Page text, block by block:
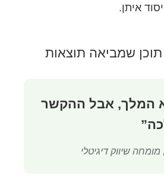
איתן.
שמביאה תוצאות
המלך, אבל ההקשר
מומחה שיווק דיגיטלי